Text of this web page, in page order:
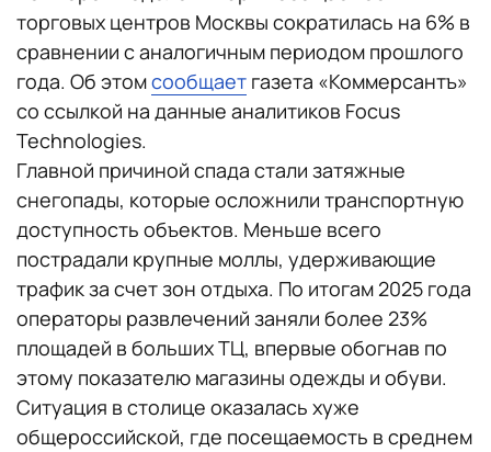
торговых центров Москвы сократилась на 6% в
сравнении с аналогичным периодом прошлого
года. Об этомсообщает газета «Коммерсантъ»
со ссылкой на данные аналитиков Focus
Technologies.
Главной причиной спада стали затяжные
снегопады, которые осложнили транспортную
доступность объектов. Меньше всего
пострадали крупные моллы, удерживающие
трафик за счет зон отдыха. По итогам 2025 года
операторы развлечений заняли более 23%
площадей в больших ТЦ, впервые обогнав по
этому показателю магазины одежды и обуви.
Ситуация в столице оказалась хуже
общероссийской, где посещаемость в среднем